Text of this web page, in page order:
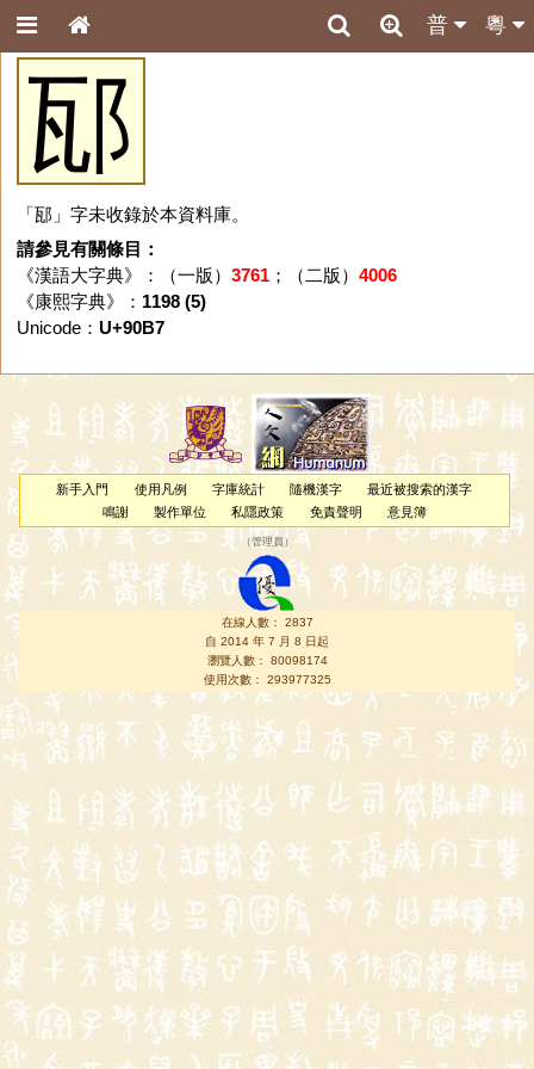
粵
普
邷
「邷」字未收錄於本資料庫。
請參見有關條目：
《漢語大字典》：（一版） 3761；（二版） 4006
《康熙字典》： 1198 (5)
Unicode： U+90B7
新手入門 使用凡例 字庫統計 隨機漢字
最近被搜索的漢字
鳴謝
製作單位 私隱政策 免責聲明 意見簿
（管理員 ）
在線人數： 2837
自 2014 年 7 月 8 日起
瀏覽人數： 80098174
使用次數： 293977325